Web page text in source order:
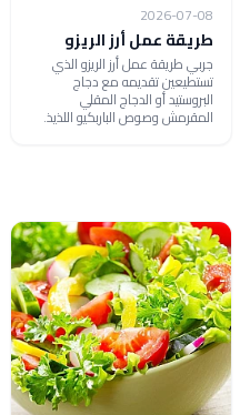
2026-07-08
طريقة عمل أرز الريزو
جربي طريقة عمل أرز الريزو الذي
تستطيعين تقديمه مع دجاج
البروستيد أو الدجاج المقلي
المقرمش وصوص الباربكيو اللذيذ.